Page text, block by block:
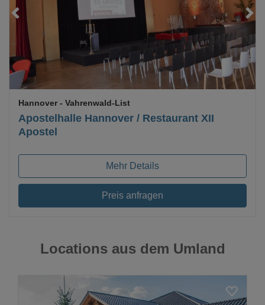
Loading...
Apostelhalle Hannover / Restaurant XII
Apostel
Hannover - Vahrenwald-List
Mehr Details
Preis anfragen
Locations aus dem Umland